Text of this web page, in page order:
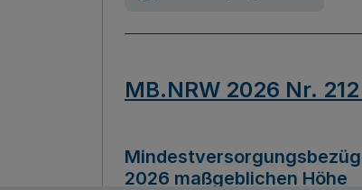
MB.NRW 2026 Nr.
2026 maßgeblichen Höhe